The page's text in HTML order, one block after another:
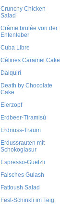
Crunchy Chicken
Salad
Crème brulée von der
Entenleber
Cuba Libre
Célines Caramel Cake
Daiquiri
Death by Chocolate
Cake
Eierzopf
Erdbeer-Tiramisù
Erdnuss-Traum
Erdussrauten mit
Schokoglasur
Espresso-Guetzli
Falsches Gulash
Fattoush Salad
Fest-Schinkli im Teig